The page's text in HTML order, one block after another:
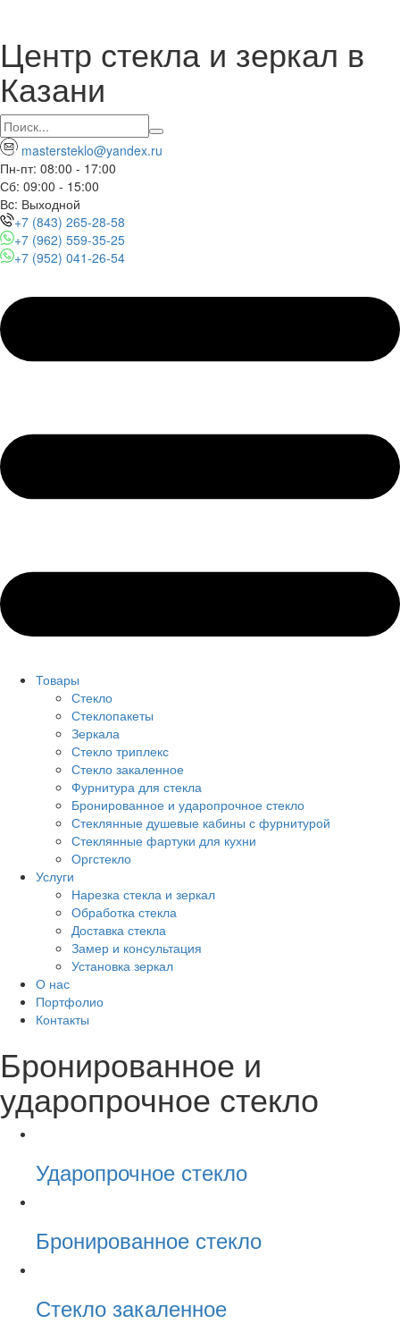
Центр стекла и зеркал в
Казани
mastersteklo@yandex.ru
Пн-пт: 08:00 - 17:00
Сб: 09:00 - 15:00
Вc: Выходной
+7 (843) 265-28-58
+7 (962) 559-35-25
+7 (952) 041-26-54
Товары
Стекло
Стеклопакеты
Зеркала
Стекло триплекс
Стекло закаленное
Фурнитура для стекла
Бронированное и ударопрочное стекло
Стеклянные душевые кабины с фурнитурой
Стеклянные фартуки для кухни
Оргстекло
Услуги
Нарезка стекла и зеркал
Обработка стекла
Доставка стекла
Замер и консультация
Установка зеркал
О нас
Портфолио
Контакты
Бронированное и
ударопрочное стекло
Ударопрочное стекло
Бронированное стекло
Стекло закаленное